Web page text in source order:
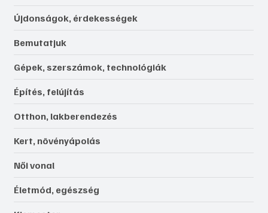
Újdonságok, érdekességek
Bemutatjuk
Gépek, szerszámok, technológiák
Építés, felújítás
Otthon, lakberendezés
Kert, növényápolás
Női vonal
Életmód, egészség